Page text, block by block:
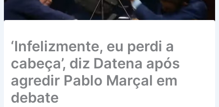
‘Infelizmente, eu perdi a
cabeça’, diz Datena após
agredir Pablo Marçal em
debate